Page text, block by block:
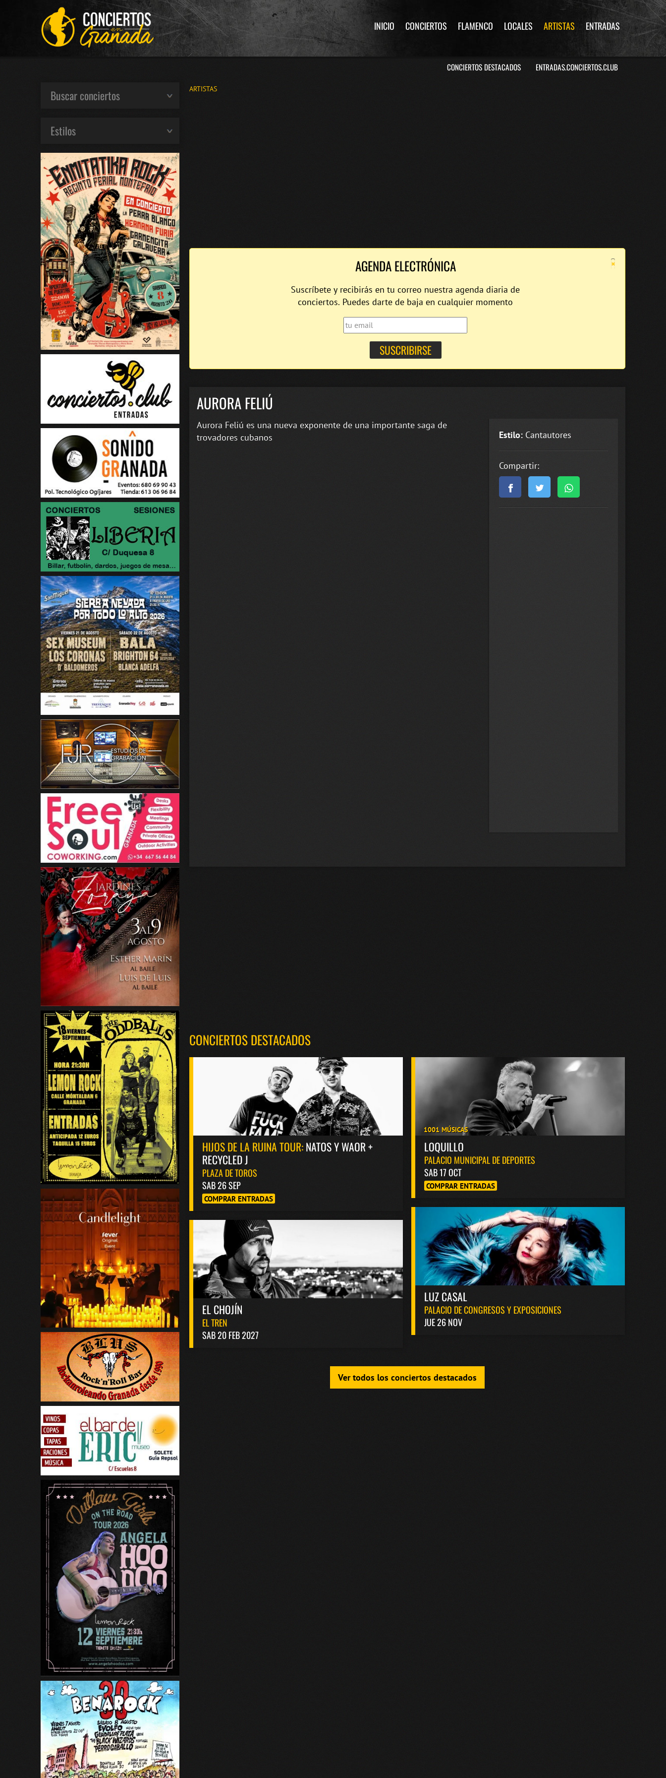
INICIO CONCIERTOS FLAMENCO LOCALES ARTISTAS ENTRADAS
CONCIERTOS DESTACADOS ENTRADAS.CONCIERTOS.CLUB
ARTISTAS
×
AGENDA ELECTRÓNICA
Suscríbete y recibirás en tu correo nuestra agenda diaria de
conciertos. Puedes darte de baja en cualquier momento
AURORA FELIÚ
Estilo: Cantautores
Compartir:
Aurora Feliú es una nueva exponente de una importante saga de
trovadores cubanos
CONCIERTOS DESTACADOS
HIJOS DE LA RUINA TOUR:NATOS Y WAOR +
RECYCLED J
PLAZA DE TOROS
SAB 26 SEP
COMPRAR ENTRADAS
1001 MÚSICAS
LOQUILLO
PALACIO MUNICIPAL DE DEPORTES
SAB 17 OCT
COMPRAR ENTRADAS
LUZ CASAL
PALACIO DE CONGRESOS Y EXPOSICIONES
JUE 26 NOV
EL CHOJÍN
EL TREN
SAB 20 FEB 2027
Ver todos los conciertos destacados
Buscar conciertos
Estilos